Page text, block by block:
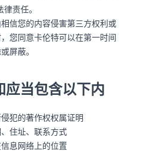
责任。
信您的内容侵害第三方权利或
您同意卡伦特可以在第一时间
屏蔽。
应当包含以下内
犯的著作权权属证明
住址、联系方式
息网络上的位置